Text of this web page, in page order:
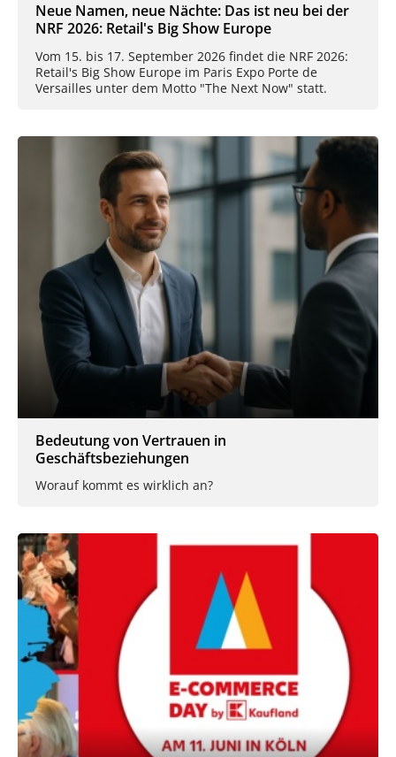
Neue Namen, neue Nächte: Das ist neu bei der
NRF 2026: Retail's Big Show Europe
Vom 15. bis 17. September 2026 findet die NRF 2026:
Retail's Big Show Europe im Paris Expo Porte de
Versailles unter dem Motto "The Next Now" statt.
Bedeutung von Vertrauen in
Geschäftsbeziehungen
Worauf kommt es wirklich an?